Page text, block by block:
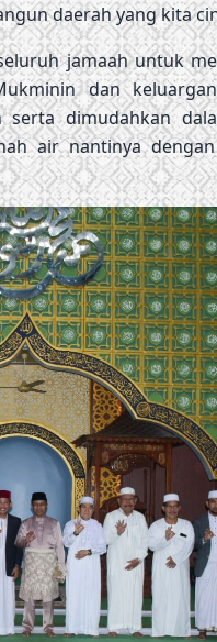
daerah yang kita
jamaah untuk
dan
dimudahkan
air nantinya